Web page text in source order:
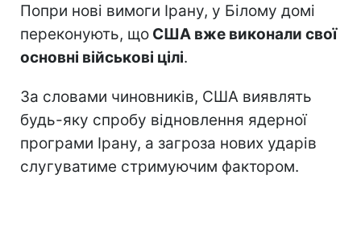
Попри нові вимоги Ірану, у Білому домі
переконують, що США вже виконали свої
основні військові цілі.
За словами чиновників, США виявлять
будь-яку спробу відновлення ядерної
програми Ірану, а загроза нових ударів
слугуватиме стримуючим фактором.